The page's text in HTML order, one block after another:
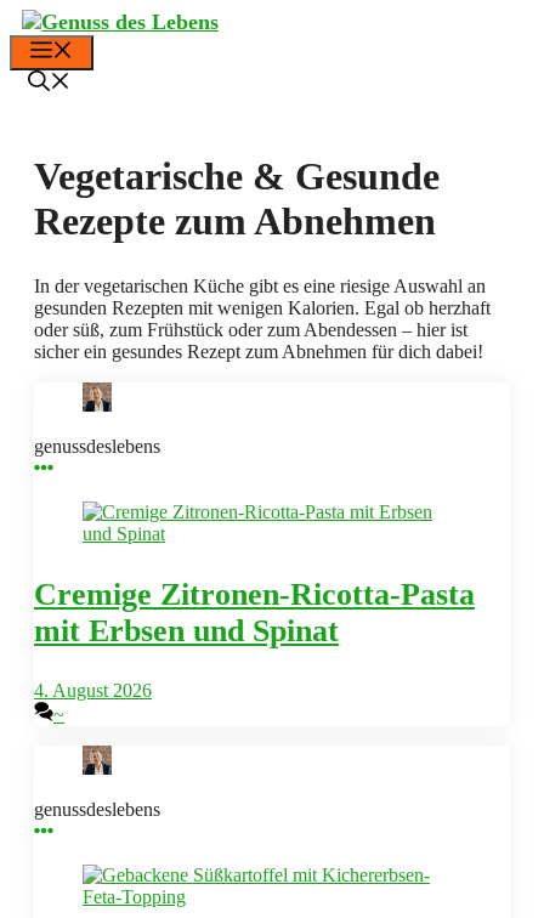
Zum
Inhalt
springen
Vegetarische & Gesunde
Rezepte zum Abnehmen
In der vegetarischen Küche gibt es eine riesige Auswahl an
gesunden Rezepten mit wenigen Kalorien. Egal ob herzhaft
oder süß, zum Frühstück oder zum Abendessen – hier ist
sicher ein gesundes Rezept zum Abnehmen für dich dabei!
genussdeslebens
Cremige Zitronen-Ricotta-Pasta
mit Erbsen und Spinat
4. August 2026
~
genussdeslebens